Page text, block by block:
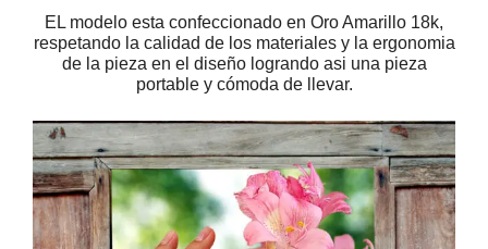
EL modelo esta confeccionado en Oro Amarillo 18k,
respetando la calidad de los materiales y la ergonomia
de la pieza en el diseño logrando asi una pieza
portable y cómoda de llevar.